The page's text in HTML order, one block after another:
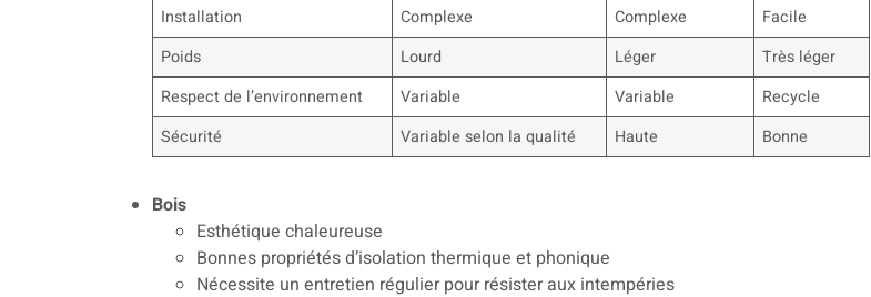
Installation
Complexe Complexe
Facile
Poids
Lourd Léger
Très léger
Respect de l’environnement
Variable Variable
Recycle
Sécurité
Variable selon la qualité Haute Bonne
Bois
Esthétique chaleureuse
Bonnes propriétés d’isolation thermique et phonique
Nécessite un entretien régulier pour résister aux intempéries